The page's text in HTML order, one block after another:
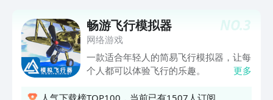
NO.3
畅游飞行模拟器
网络游戏
一款适合年轻人的简易飞行模拟器，让每
个人都可以体验飞行的乐趣。
更多
人气下载榜TOP100，当前已有1507人订阅